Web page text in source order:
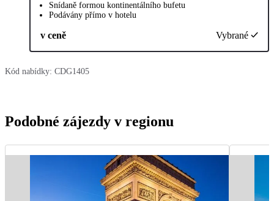
Snídaně formou kontinentálního bufetu
Podávány přímo v hotelu
v ceně Vybrané
Kód nabídky: CDG1405
Podobné zájezdy v regionu